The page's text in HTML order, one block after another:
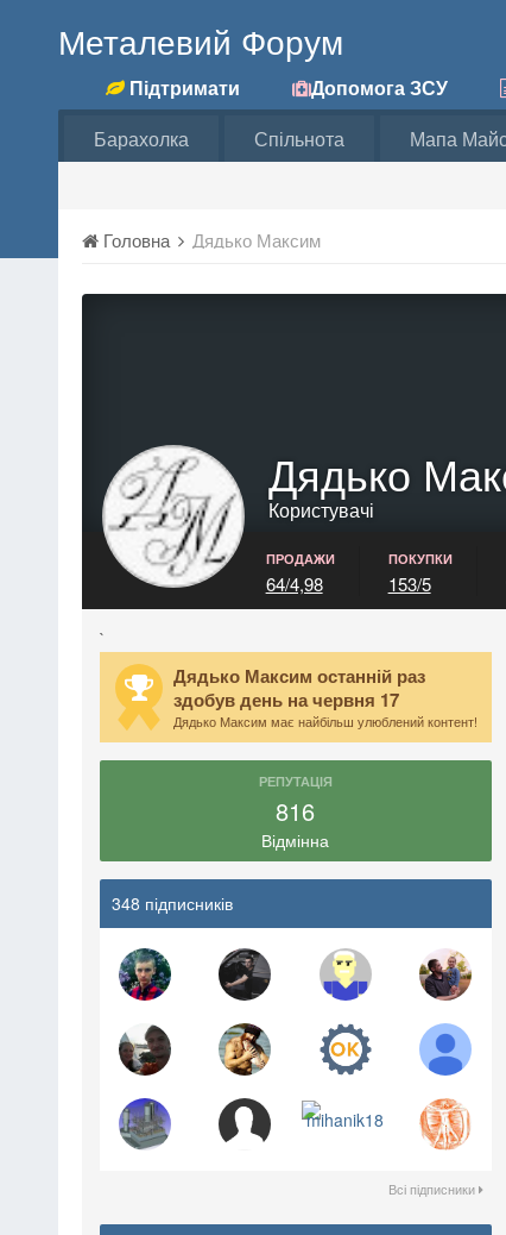
Металевий Форум
Підтримати Допомога ЗСУ
Барахолка Спільнота Мапа
Головна Дядько Максим
Дядько
Користувачі
ПРОДАЖИ
64/4,98
ПОКУПКИ
153/5
`
Дядько Максим останній раз
здобув день на червня 17
Дядько Максим має найбільш улюблений контент!
РЕПУТАЦІЯ
816
Відмінна
348 підписників
Всі підписники